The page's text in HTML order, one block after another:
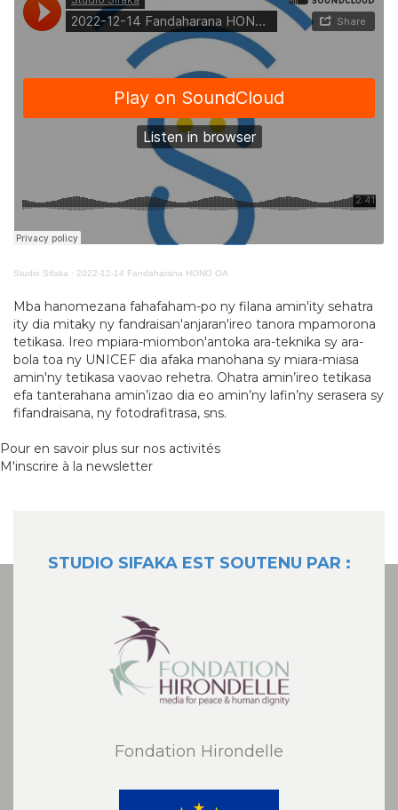
Studio Sifaka · 2022-12-14 Fandaharana HONO OA
Mba hanomezana fahafaham-po ny filana amin'ity sehatra
ity dia mitaky ny fandraisan'anjaran'ireo tanora mpamorona
tetikasa. Ireo mpiara-miombon'antoka ara-teknika sy ara-
bola toa ny UNICEF dia afaka manohana sy miara-miasa
amin'ny tetikasa vaovao rehetra. Ohatra amin’ireo tetikasa
efa tanterahana amin’izao dia eo amin’ny lafin’ny serasera sy
fifandraisana, ny fotodrafitrasa, sns.
Pour en savoir plus sur nos activités
M'inscrire à la newsletter
STUDIO SIFAKA EST SOUTENU PAR :
Fondation Hirondelle